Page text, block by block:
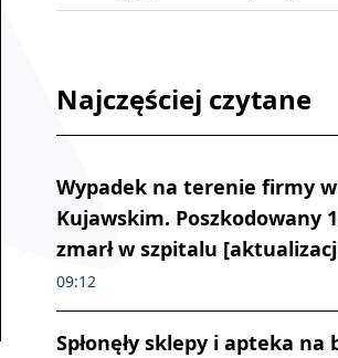
Najczęściej czytane
Wypadek na terenie firmy w
Kujawskim. Poszkodowany
zmarł w szpitalu
09:12
Spłonęły sklepy i apteka na